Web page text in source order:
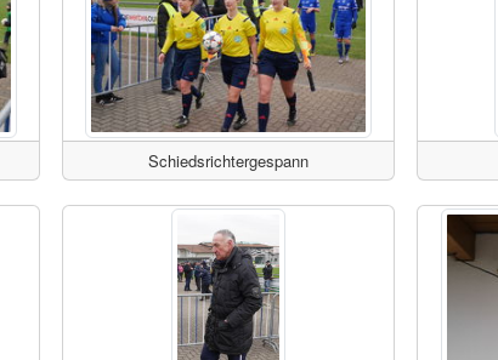
Schiedsrichtergespann